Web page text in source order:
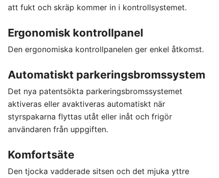
att fukt och skräp kommer in i kontrollsystemet.
Ergonomisk kontrollpanel
Den ergonomiska kontrollpanelen ger enkel åtkomst.
Automatiskt parkeringsbromssystem
Det nya patentsökta parkeringsbromssystemet
aktiveras eller avaktiveras automatiskt när
styrspakarna flyttas utåt eller inåt och frigör
användaren från uppgiften.
Komfortsäte
Den tjocka vadderade sitsen och det mjuka yttre